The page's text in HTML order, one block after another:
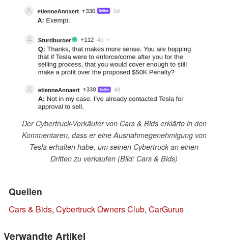
Der Cybertruck-Verkäufer von Cars & Bids erklärte in den
Kommentaren, dass er eine Ausnahmegenehmigung von
Tesla erhalten habe, um seinen Cybertruck an einen
Dritten zu verkaufen (Bild: Cars & Bids)
Quellen
Cars & Bids, Cybertruck Owners Club, CarGurus
Verwandte Artikel